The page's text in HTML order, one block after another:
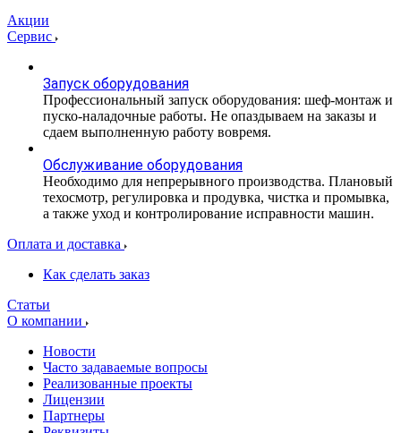
Акции
Сервис
Запуск оборудования
Профессиональный запуск оборудования: шеф-монтаж и
пуско-наладочные работы. Не опаздываем на заказы и
сдаем выполненную работу вовремя.
Обслуживание оборудования
Необходимо для непрерывного производства. Плановый
техосмотр, регулировка и продувка, чистка и промывка,
а также уход и контролирование исправности машин.
Оплата и доставка
Как сделать заказ
Статьи
О компании
Новости
Часто задаваемые вопросы
Реализованные проекты
Лицензии
Партнеры